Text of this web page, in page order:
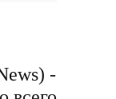
-